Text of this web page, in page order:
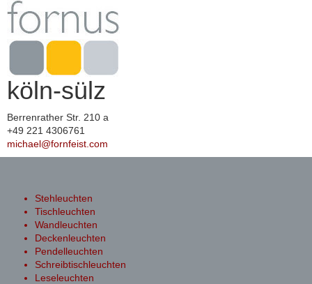
köln-sülz
Berrenrather Str. 210 a
+49 221 4306761
michael@fornfeist.com
Stehleuchten
Tischleuchten
Wandleuchten
Deckenleuchten
Pendelleuchten
Schreibtischleuchten
Leseleuchten